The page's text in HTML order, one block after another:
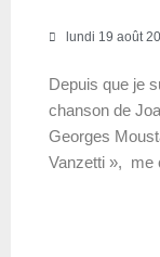
lundi 19 août
Depuis que je
chanson de
Georges
Vanzetti », me